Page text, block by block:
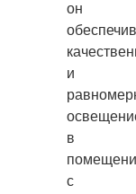
он
и
в
с